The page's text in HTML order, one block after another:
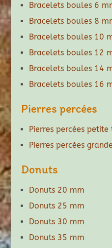
Bracelets boules 6
Bracelets boules 8
Bracelets boules 10
Bracelets boules 12
Bracelets boules 14
Bracelets boules 16
Pierres percées
Pierres percées
Pierres percées
Donuts
Donuts 20 mm
Donuts 25 mm
Donuts 30 mm
Donuts 35 mm